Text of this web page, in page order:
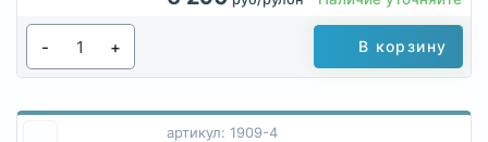
- + В корзину
артикул: 1909-4